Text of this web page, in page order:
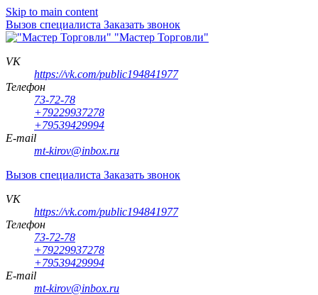
Skip to main content
Вызов специалиста Заказать звонок
"Мастер Торговли"
VK
https://vk.com/public194841977
Телефон
73-72-78
+79229937278
+79539429994
E-mail
mt-kirov@inbox.ru
Вызов специалиста Заказать звонок
VK
https://vk.com/public194841977
Телефон
73-72-78
+79229937278
+79539429994
E-mail
mt-kirov@inbox.ru